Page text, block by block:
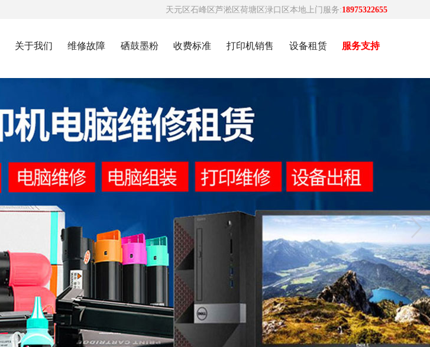
天元区石峰区芦淞区荷塘区渌口区本地上门服务:18975322655
关于我们 维修故障 硒鼓墨粉 收费标准 打印机销售 设备租赁 服务支持